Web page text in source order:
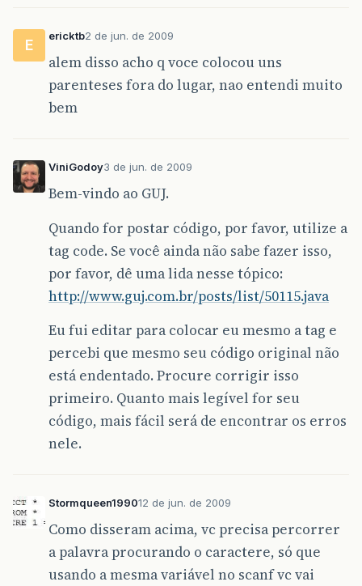
E
ericktb2 de jun. de 2009
alem disso acho q voce colocou uns
parenteses fora do lugar, nao entendi muito
bem
ViniGodoy3 de jun. de 2009
Bem-vindo ao GUJ.
Quando for postar código, por favor, utilize a
tag code. Se você ainda não sabe fazer isso,
por favor, dê uma lida nesse tópico:
http://www.guj.com.br/posts/list/50115.java
Eu fui editar para colocar eu mesmo a tag e
percebi que mesmo seu código original não
está endentado. Procure corrigir isso
primeiro. Quanto mais legível for seu
código, mais fácil será de encontrar os erros
nele.
Stormqueen199012 de jun. de 2009
Como disseram acima, vc precisa percorrer
a palavra procurando o caractere, só que
usando a mesma variável no scanf vc vai